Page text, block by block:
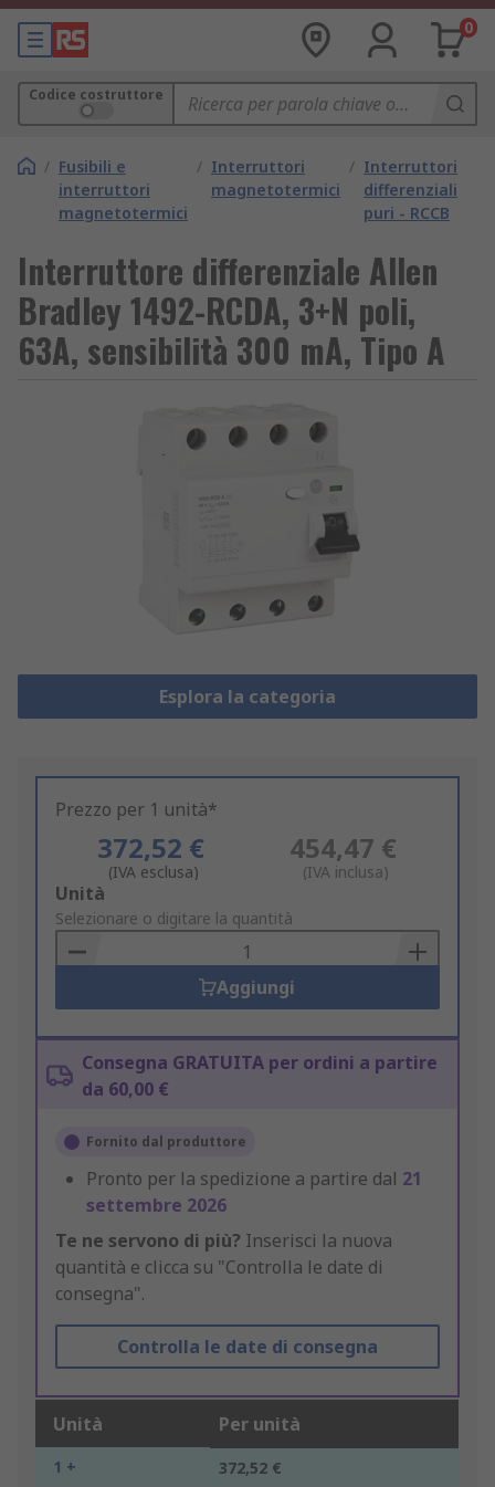
0
Codice costruttore
/ Fusibili e
interruttori
magnetotermici
/ Interruttori
magnetotermici
/ Interruttori
differenziali
puri - RCCB
Interruttore differenziale Allen
Bradley 1492-RCDA, 3+N poli,
63A, sensibilità 300 mA, Tipo A
Esplora la categoria
Prezzo per 1 unità*
372,52 €
(IVA esclusa)
454,47 €
(IVA inclusa)
Add
to
Basket
Unità
Selezionare o digitare la quantità
Aggiungi
Consegna GRATUITA per ordini a partire
da 60,00 €
Fornito dal produttore
Pronto per la spedizione a partire dal 21
settembre 2026
Te ne servono di più? Inserisci la nuova
quantità e clicca su "Controlla le date di
consegna".
Controlla le date di consegna
Unità Per unità
1 + 372,52 €